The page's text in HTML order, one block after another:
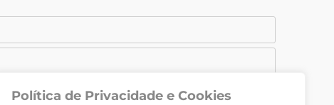
Política de Privacidade e Cookies
CADASTRAR-SE